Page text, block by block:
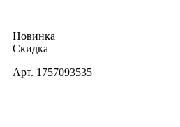
Новинка
Скидка
Арт. 1757093535